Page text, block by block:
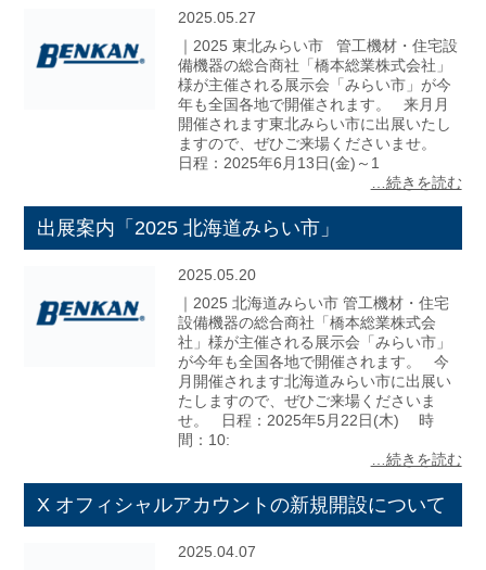
2025.05.27
｜2025 東北みらい市 管工機材・住宅設
備機器の総合商社「橋本総業株式会社」
様が主催される展示会「みらい市」が今
年も全国各地で開催されます。 来月月
開催されます東北みらい市に出展いたし
ますので、ぜひご来場くださいませ。
日程：2025年6月13日(金)～1
…続きを読む
出展案内「2025 北海道みらい市」
2025.05.20
｜2025 北海道みらい市 管工機材・住宅
設備機器の総合商社「橋本総業株式会
社」様が主催される展示会「みらい市」
が今年も全国各地で開催されます。 今
月開催されます北海道みらい市に出展い
たしますので、ぜひご来場くださいま
せ。 日程：2025年5月22日(木) 時
間：10:
…続きを読む
X オフィシャルアカウントの新規開設について
2025.04.07